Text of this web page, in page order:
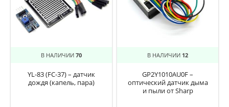
В НАЛИЧИИ 70
YL-83 (FC-37) – датчик
дождя (капель, пара)
В НАЛИЧИИ 12
GP2Y1010AU0F –
оптический датчик дыма
и пыли от Sharp